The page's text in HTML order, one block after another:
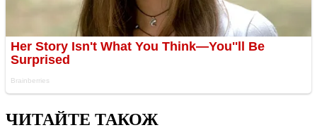
ЧИТАЙТЕ ТАКОЖ